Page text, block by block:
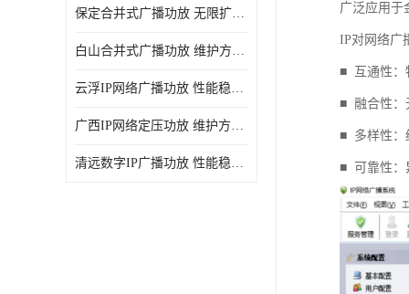
保定合并式广播功放 无限扩容 设计结构简单
白山合并式广播功放 维护方便 多应用于公共场合
云浮IP网络广播功放 性能稳定 设计结构简单
广西IP网络定压功放 维护方便 多应用于公共场合
清远数字IP广播功放 性能稳定 传输距离远
广泛应用于
IP对网络广
■ 互通性：
■ 融合性：
■ 多样性：
■ 可靠性：